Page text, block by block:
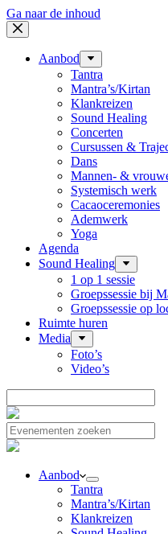
Ga naar de inhoud
Aanbod
Tantra
Mantra’s/Kirtan
Klankreizen
Sound Healing
Concerten
Cursussen &
Dans
Mannen- &
Systemisch werk
Cacaoceremonies
Ademwerk
Yoga
Agenda
Sound Healing
1 op 1 sessie
Groepssessie bij
Groepssessie op
Ruimte huren
Media
Foto’s
Video’s
Aanbod
Tantra
Mantra’s/Kirtan
Klankreizen